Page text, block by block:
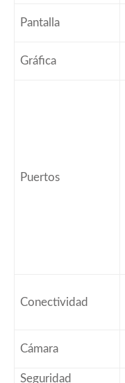
Pantalla
Gráfica
Puertos
Conectividad
Cámara
Seguridad